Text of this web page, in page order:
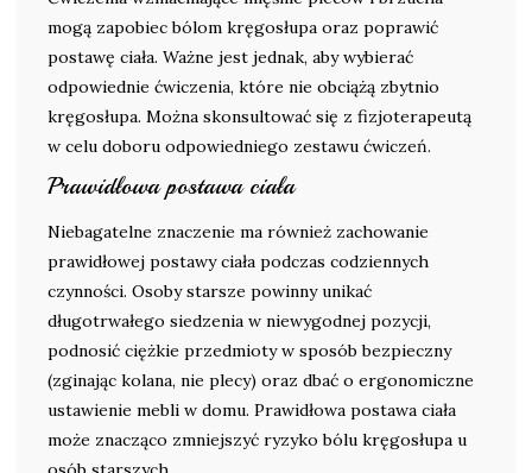
mogą zapobiec bólom kręgosłupa oraz poprawić
postawę ciała. Ważne jest jednak, aby wybierać
odpowiednie ćwiczenia, które nie obciążą zbytnio
kręgosłupa. Można skonsultować się z fizjoterapeutą
w celu doboru odpowiedniego zestawu ćwiczeń.
Prawidłowa postawa ciała
Niebagatelne znaczenie ma również zachowanie
prawidłowej postawy ciała podczas codziennych
czynności. Osoby starsze powinny unikać
długotrwałego siedzenia w niewygodnej pozycji,
podnosić ciężkie przedmioty w sposób bezpieczny
(zginając kolana, nie plecy) oraz dbać o ergonomiczne
ustawienie mebli w domu. Prawidłowa postawa ciała
może znacząco zmniejszyć ryzyko bólu kręgosłupa u